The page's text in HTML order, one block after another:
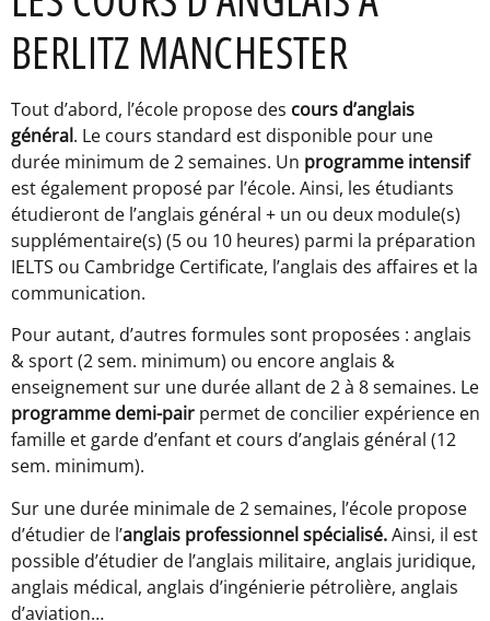
BERLITZ MANCHESTER
Tout d’abord, l’école propose des cours d’anglais
général. Le cours standard est disponible pour une
durée minimum de 2 semaines. Un programme intensif
est également proposé par l’école. Ainsi, les étudiants
étudieront de l’anglais général + un ou deux module(s)
supplémentaire(s) (5 ou 10 heures) parmi la préparation
IELTS ou Cambridge Certificate, l’anglais des affaires et la
communication.
Pour autant, d’autres formules sont proposées : anglais
& sport (2 sem. minimum) ou encore anglais &
enseignement sur une durée allant de 2 à 8 semaines. Le
programme demi-pair permet de concilier expérience en
famille et garde d’enfant et cours d’anglais général (12
sem. minimum).
Sur une durée minimale de 2 semaines, l’école propose
d’étudier de l’anglais professionnel spécialisé.Ainsi, il est
possible d’étudier de l’anglais militaire, anglais juridique,
anglais médical, anglais d’ingénierie pétrolière, anglais
d’aviation…